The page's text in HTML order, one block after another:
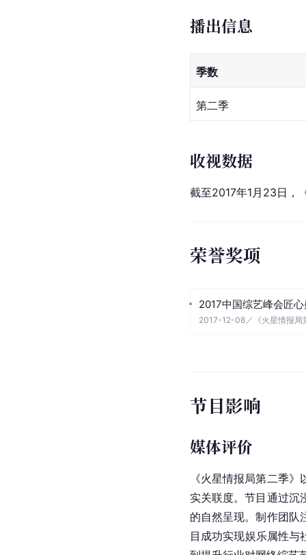
播出信息
季数
第二季
收视数据
截至2017年1月23日，
荣誉奖项
2017中国综艺峰会匠
2017-12-08 ／ 《火星情报
节目影响
媒体评价
《火星情报局第二季
实关联度。节目通过沉
的自然呈现。制作团队
目成功实现娱乐属性与